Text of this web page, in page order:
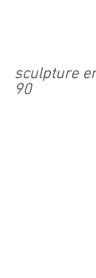
sculpture
90